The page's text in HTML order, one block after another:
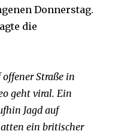
Donnerstag.
die
Straße in
geht viral. Ein
Jagd auf
ein britischer